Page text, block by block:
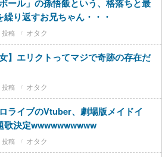
ール」の孫悟飯という、格落ちと最
り返すお兄ちゃん・・・
オタク
】エリクトってマジで奇跡の存在だ
オタク
ライブのVtuber、劇場版メイドイ
歌決定wwwwwwwwww
オタク